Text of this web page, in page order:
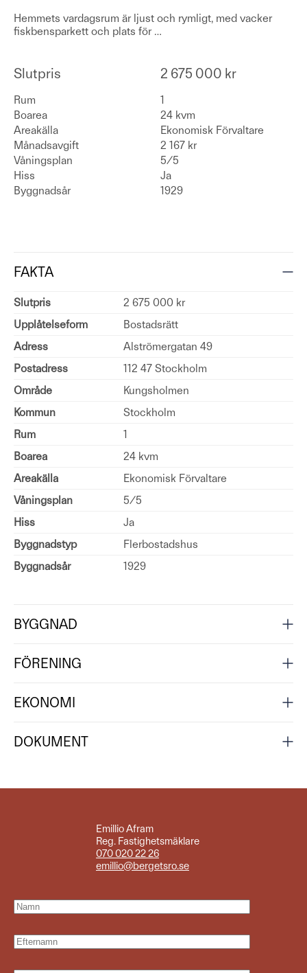
Hemmets vardagsrum är ljust och rymligt, med vacker
fiskbensparkett och plats för …
Slutpris 2 675 000 kr
Rum
1
Boarea
24 kvm
Areakälla
Ekonomisk Förvaltare
Månadsavgift
2 167 kr
Våningsplan
5/5
Hiss
Ja
Byggnadsår
1929
FAKTA
Slutpris
2 675 000 kr
Upplåtelseform
Bostadsrätt
Adress
Alströmergatan 49
Postadress
112 47 Stockholm
Område
Kungsholmen
Kommun
Stockholm
Rum
1
Boarea
24 kvm
Areakälla
Ekonomisk Förvaltare
Våningsplan
5/5
Hiss
Ja
Byggnadstyp
Flerbostadshus
Byggnadsår
1929
BYGGNAD
FÖRENING
EKONOMI
DOKUMENT
Emillio Afram
Reg. Fastighetsmäklare
070 020 22 26
emillio@bergetsro.se